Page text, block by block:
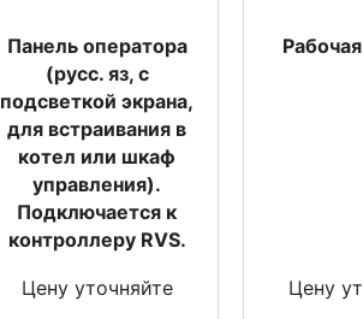
Панель оператора
(русс. яз, с
подсветкой экрана,
для встраивания в
котел или шкаф
управления).
Подключается к
контроллеру RVS.
Цену уточняйте
Цену